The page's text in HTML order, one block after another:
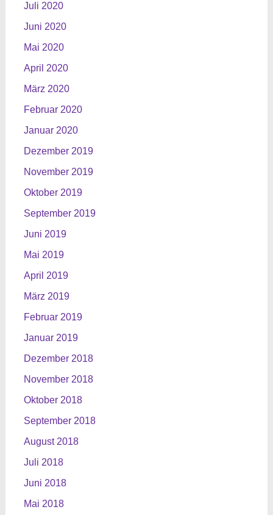
Juli 2020
Juni 2020
Mai 2020
April 2020
März 2020
Februar 2020
Januar 2020
Dezember 2019
November 2019
Oktober 2019
September 2019
Juni 2019
Mai 2019
April 2019
März 2019
Februar 2019
Januar 2019
Dezember 2018
November 2018
Oktober 2018
September 2018
August 2018
Juli 2018
Juni 2018
Mai 2018